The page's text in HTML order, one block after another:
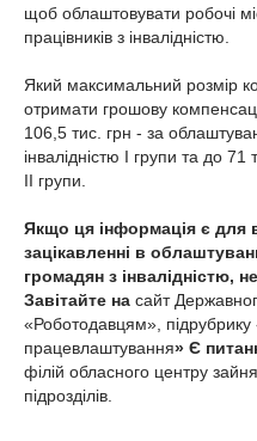
щоб облаштовувати робочі
працівників з інвалідністю.
Який максимальний розмір
отримати грошову
106,5 тис. грн - за
інвалідністю І групи та до 71
ІІ групи.
Якщо ця інформація є для
зацікавленні в
громадян з інвалідністю,
Завітайте на сайт
«Роботодавцям», підрубрику
працевлаштування» Є
філій обласного центру
підрозділів.